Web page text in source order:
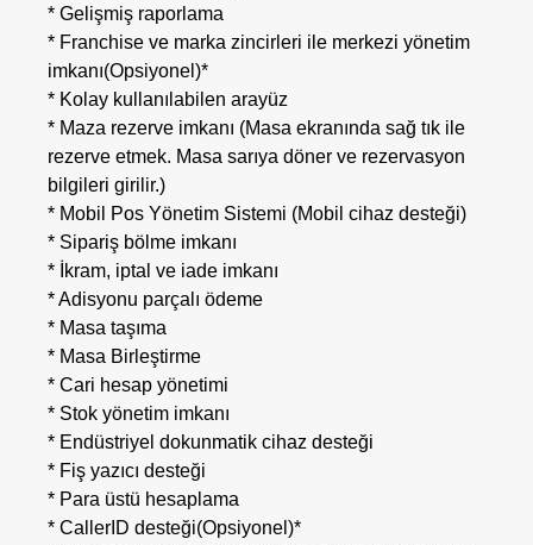
* Gelişmiş raporlama
* Franchise ve marka zincirleri ile merkezi yönetim
imkanı(Opsiyonel)*
* Kolay kullanılabilen arayüz
* Maza rezerve imkanı (Masa ekranında sağ tık ile
rezerve etmek. Masa sarıya döner ve rezervasyon
bilgileri girilir.)
* Mobil Pos Yönetim Sistemi (Mobil cihaz desteği)
* Sipariş bölme imkanı
* İkram, iptal ve iade imkanı
* Adisyonu parçalı ödeme
* Masa taşıma
* Masa Birleştirme
* Cari hesap yönetimi
* Stok yönetim imkanı
* Endüstriyel dokunmatik cihaz desteği
* Fiş yazıcı desteği
* Para üstü hesaplama
* CallerID desteği(Opsiyonel)*